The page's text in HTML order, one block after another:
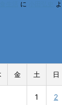
に
よ
金 土 日
1 2